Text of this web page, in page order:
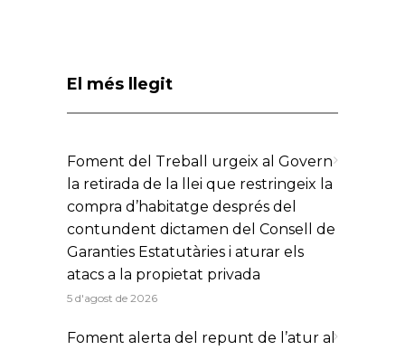
El més llegit
Foment del Treball urgeix al Govern
la retirada de la llei que restringeix la
compra d’habitatge després del
contundent dictamen del Consell de
Garanties Estatutàries i aturar els
atacs a la propietat privada
5 d'agost de 2026
Foment alerta del repunt de l’atur al